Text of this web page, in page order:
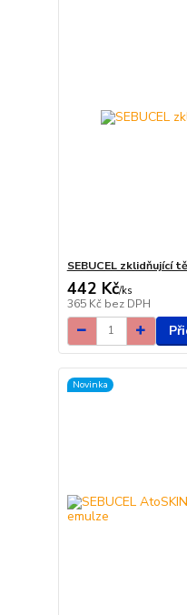
SEBUCEL zklidňující
442 Kč/ks
365 Kč bez DPH
Novinka